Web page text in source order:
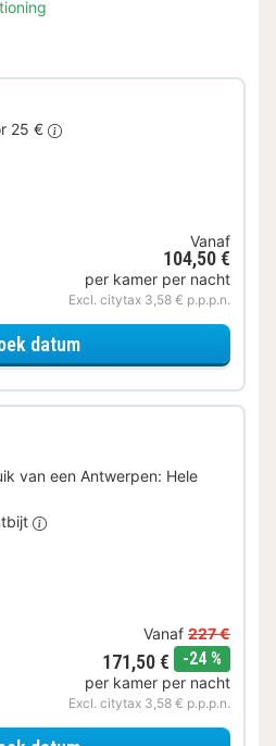
25 €
Vanaf
104,50 €
per kamer per nacht
Excl. citytax 3,58 € p.p.p.n.
datumvoor Standaard
van een Antwerpen: Hele
Vanaf 227 €
171,50 € -24 %
per kamer per nacht
Excl. citytax 3,58 € p.p.p.n.